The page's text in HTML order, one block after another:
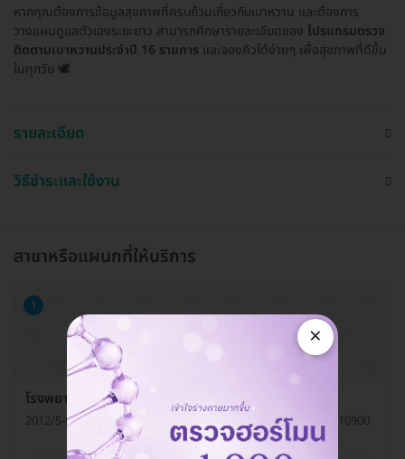
หากคุณต้องการข้อมูลสุขภาพที่ครบถ้วนเกี่ยวกับเบาหวาน และต้องการ
วางแผนดูแลตัวเองระยะยาว สามารถศึกษารายละเอียดของ โปรแกรมตรวจ
ติดตามเบาหวานประจำปี 16 รายการ และจองคิวได้ง่ายๆ เพื่อสุขภาพที่ดีขึ้น
ในทุกวัย 🕊️
รายละเอียด
วิธีชำระและใช้งาน
สาขาหรือแผนกที่ให้บริการ
1
โรงพยาบาลเปาโล เกษตร แผนกอายุกรรม
2012/5-6 ถ. พหลโยธิน แขวงเสนานิคม เขตจตุจักร กรุงเทพมหานคร 10900
×